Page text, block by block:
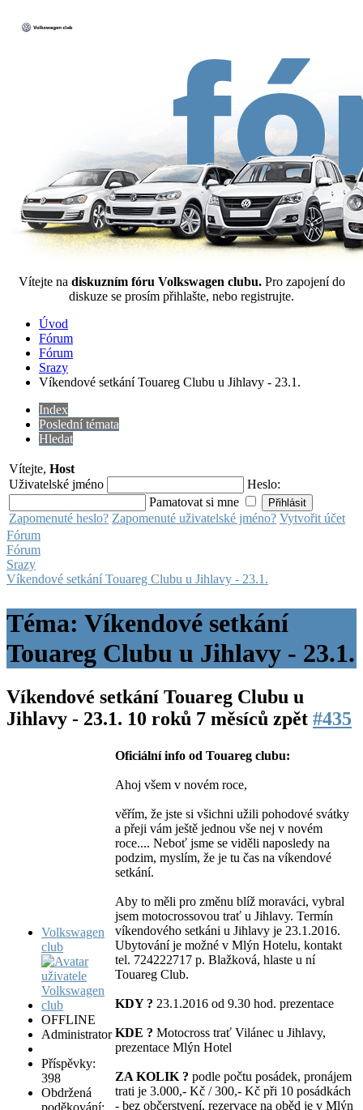
Vítejte na diskuzním fóru Volkswagen clubu. Pro zapojení do
diskuze se prosím přihlašte, nebo registrujte.
Úvod
Fórum
Fórum
Srazy
Víkendové setkání Touareg Clubu u Jihlavy - 23.1.
Index
Poslední témata
Hledat
Vítejte, Host
Uživatelské jméno
Heslo:
Pamatovat si mne
Zapomenuté heslo? Zapomenuté uživatelské jméno? Vytvořit účet
Fórum
Fórum
Srazy
Víkendové setkání Touareg Clubu u Jihlavy - 23.1.
Téma: Víkendové setkání
Touareg Clubu u Jihlavy - 23.1.
Víkendové setkání Touareg Clubu u
Jihlavy - 23.1. 10 roků 7 měsíců zpět #435
Volkswagen
club
OFFLINE
Administrator
Příspěvky:
398
Obdržená
poděkování:
Oficiální info od Touareg clubu:
Ahoj všem v novém roce,
věřím, že jste si všichni užili pohodové svátky
a přeji vám ještě jednou vše nej v novém
roce.... Neboť jsme se viděli naposledy na
podzim, myslím, že je tu čas na víkendové
setkání.
Aby to měli pro změnu blíž moraváci, vybral
jsem motocrossovou trať u Jihlavy. Termín
víkendového setkáni u Jihlavy je 23.1.2016.
Ubytování je možné v Mlýn Hotelu, kontakt
tel. 724222717 p. Blažková, hlaste u ní
Touareg Club.
KDY ? 23.1.2016 od 9.30 hod. prezentace
KDE ? Motocross trať Vilánec u Jihlavy,
prezentace Mlýn Hotel
ZA KOLIK ? podle počtu posádek, pronájem
trati je 3.000,- Kč / 300,- Kč při 10 posádkách
- bez občerstvení, rezervace na oběd je v Mlýn